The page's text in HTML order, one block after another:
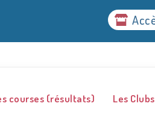
courses (résultats) Les Clubs